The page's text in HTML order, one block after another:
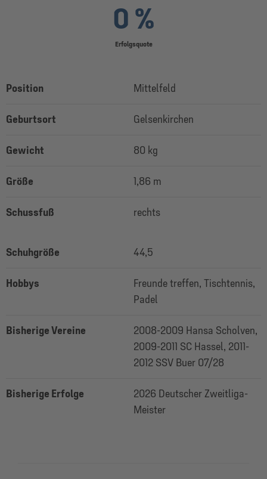
Erfolgsquote
0 %
Position Mittelfeld
Geburtsort Gelsenkirchen
Gewicht 80 kg
Größe 1,86 m
Schussfuß rechts
Schuhgröße 44,5
Hobbys
Freunde treffen, Tischtennis,
Padel
Bisherige Vereine
2008-2009 Hansa Scholven,
2009-2011 SC Hassel, 2011-
2012 SSV Buer 07/28
Bisherige Erfolge
2026 Deutscher Zweitliga-
Meister